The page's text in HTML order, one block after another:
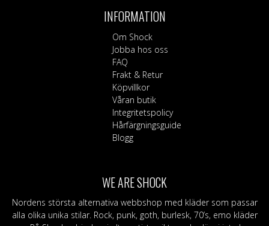
alternativen
produktsidan
INFORMATION
Om Shock
Jobba hos oss
FAQ
Frakt & Retur
Köpvillkor
Våran butik
Integritetspolicy
Hårfärgningsguide
Blogg
WE ARE SHOCK
Nordens största alternativa webbshop med kläder som passar
alla olika unika stilar. Rock, punk, goth, burlesk, 70’s, emo kläder